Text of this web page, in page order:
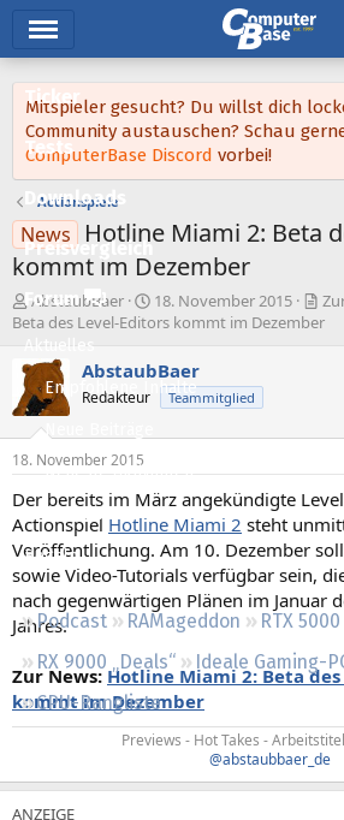
Ticker
Tests
Downloads
Preisvergleich
Forum
Aktuelles
Empfohlene Inhalte
Neue Beiträge
Neueste Aktivitäten
Leserartikel
Regeln
Podcast RAMageddon
RTX
RX 9000 „Deals“
Ideale Gaming-
CPU-Rangliste
Mitspieler gesucht? Du willst dich
Community austauschen? Schau
ComputerBase Discord vorbei!
Actionspiele
News
Hotline Miami 2: Beta
kommt im Dezember
E
r
t
e
l
e
r
AbstaubBaer
E
r
t
e
a
m
18. November 2015
Beta des Level-Editors kommt im Dezember
AbstaubBaer
Redakteur Teammitglied
18. November 2015
Der bereits im März angekündigte
Actionspiel Hotline Miami 2 steht
Veröffentlichung. Am 10. Dezember
sowie Video-Tutorials verfügbar sein,
nach gegenwärtigen Plänen im Januar
Jahres.
Zur News:Hotline Miami 2: Beta
kommt im Dezember
Previews - Hot Takes -
@abstaubbaer_de